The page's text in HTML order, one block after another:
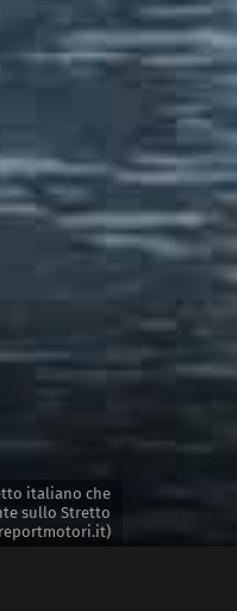
italiano che
sullo Stretto